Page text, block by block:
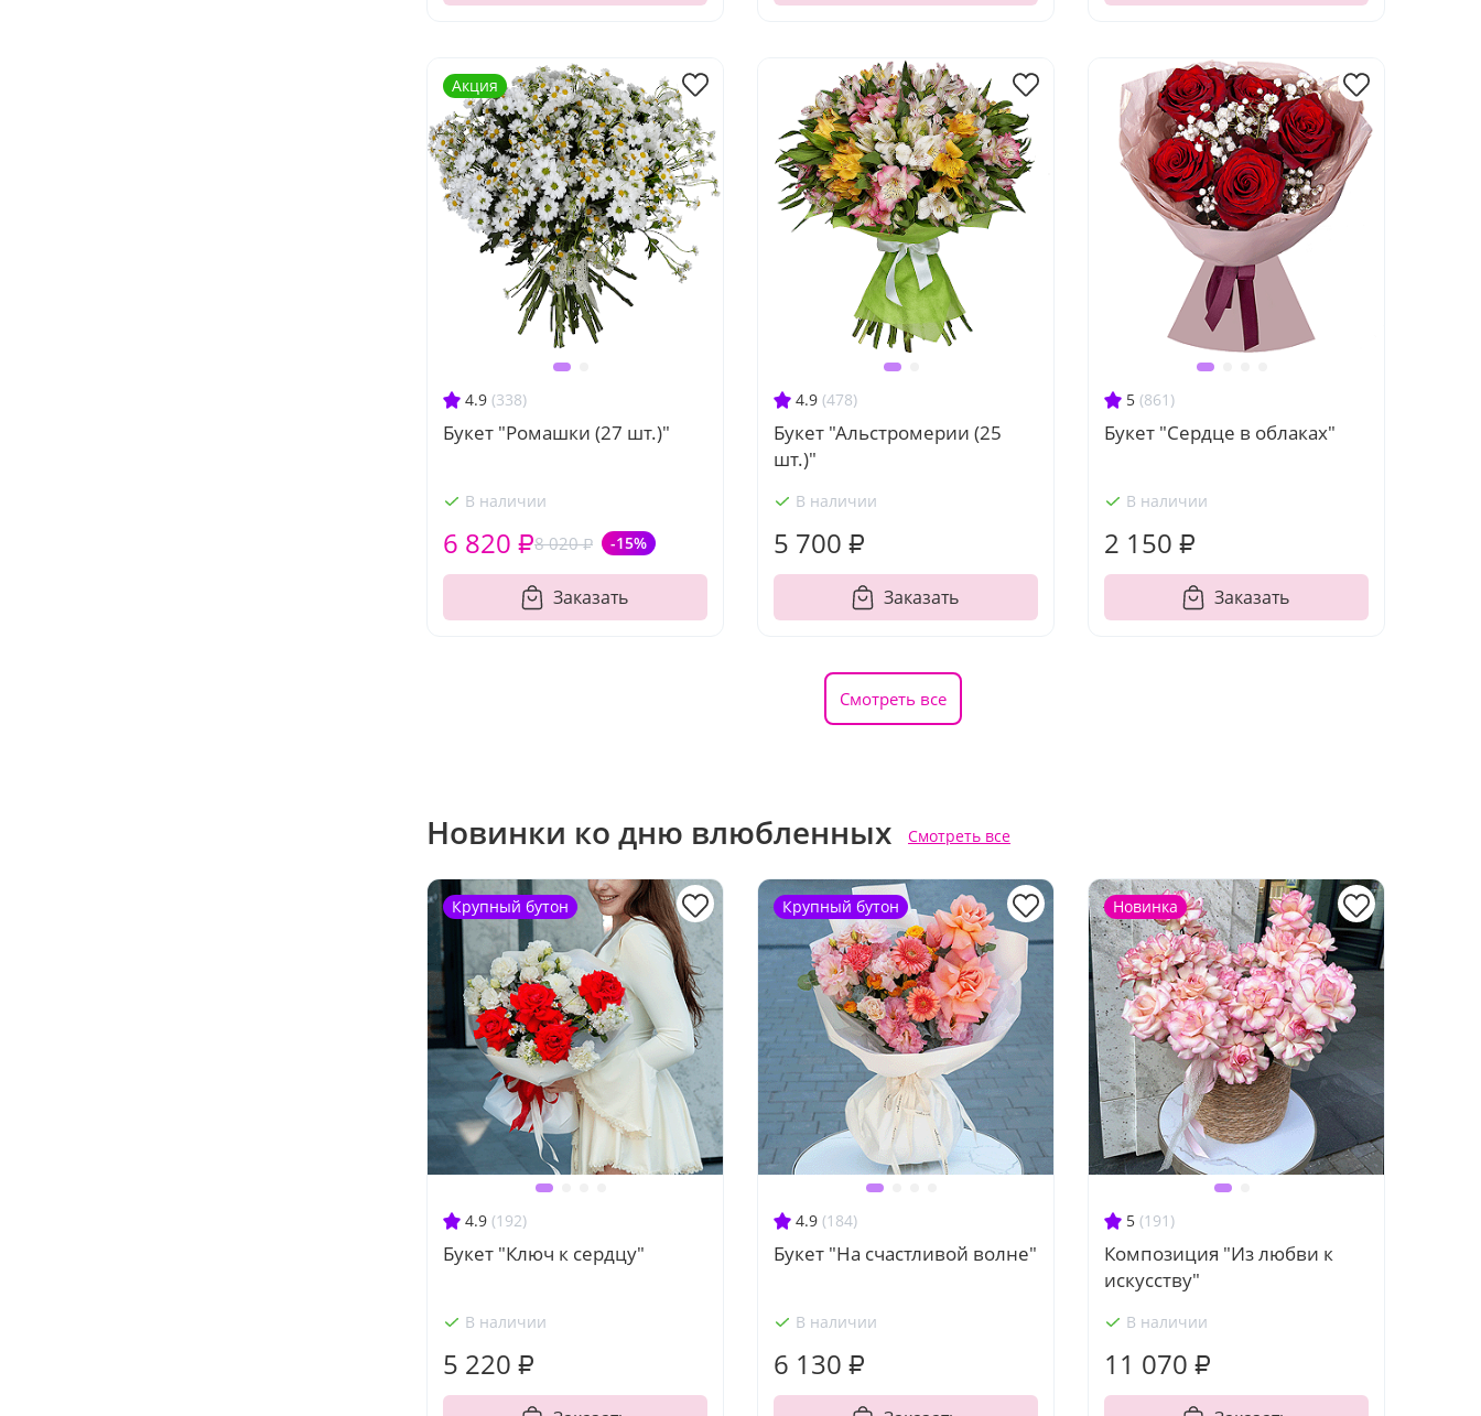
4.9 (338)
Букет "Ромашки (27 шт.)"
В наличии
8 020 ₽ -15%
6 820 ₽
Заказать
Акция
4.9 (478)
Букет "Альстромерии (25
шт.)"
В наличии
5 700 ₽
Заказать
5 (861)
Букет "Сердце в облаках"
В наличии
2 150 ₽
Заказать
Смотреть все
Новинки ко дню влюбленных Смотреть все
4.9 (192)
Букет "Ключ к сердцу"
В наличии
5 220 ₽
Крупный бутон
4.9 (184)
Букет "На счастливой волне"
В наличии
6 130 ₽
Крупный бутон
5 (191)
Композиция "Из любви к
искусству"
В наличии
11 070 ₽
Новинка